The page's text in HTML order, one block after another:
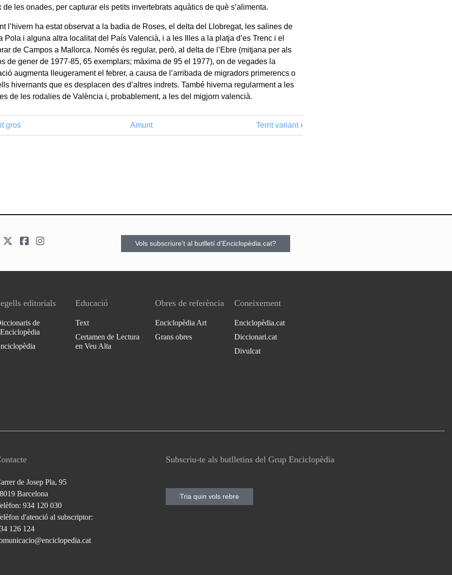
de les onades, per capturar els petits invertebrats aquàtics de què s’alimenta.
l’hivern ha estat observat a la badia de Roses, el delta del Llobregat, les salines de
Pola i alguna altra localitat del País Valencià, i a les Illes a la platja d’es Trenc i el
de Campos a Mallorca. Només és regular, però, al delta de l’Ebre (mitjana per als
de gener de 1977-85, 65 exemplars; màxima de 95 el 1977), on de vegades la
augmenta lleugerament el febrer, a causa de l’arribada de migradors primerencs o
hivernants que es desplacen des d’altres indrets. També hiverna regularment a les
de les rodalies de València i, probablement, a les del migjorn valencià.
gros Amunt Territ variant ›
Vols subscriure't al butlletí d'Enciclopèdia.cat?
editorials
de
Educació
Text
Certamen de Lectura
en Veu Alta
Obres de referència
Enciclopèdia Art
Grans obres
Coneixement
Enciclopèdia.cat
Diccionari.cat
Divulcat
de Josep Pla, 95
Barcelona
934 120 030
d'atenció al subscriptor:
126 124
Subscriu-te als butlletins del Grup Enciclopèdia
Tria quin vols rebre